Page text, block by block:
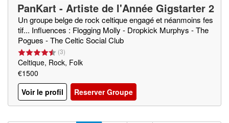
PanKart - Artiste de l'Année Gigstarter 2
020
Un groupe belge de rock celtique engagé et néanmoins fes
tif... Influences : Flogging Molly - Dropkick Murphys - The
Pogues - The Celtic Social Club
(3)
Celtique, Rock, Folk
€1500
Voir le profil
Reserver Groupe